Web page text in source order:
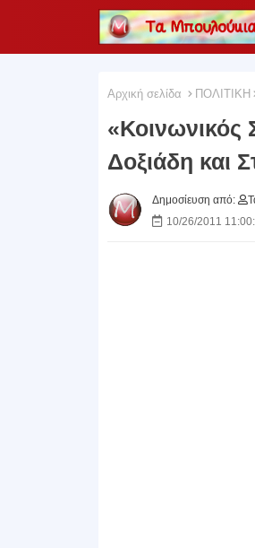
Αρχική σελίδα ΠΟΛΙΤΙΚΗ
«Κοινωνικός
Δοξιάδη και
Δημοσίευση από:
10/26/2011